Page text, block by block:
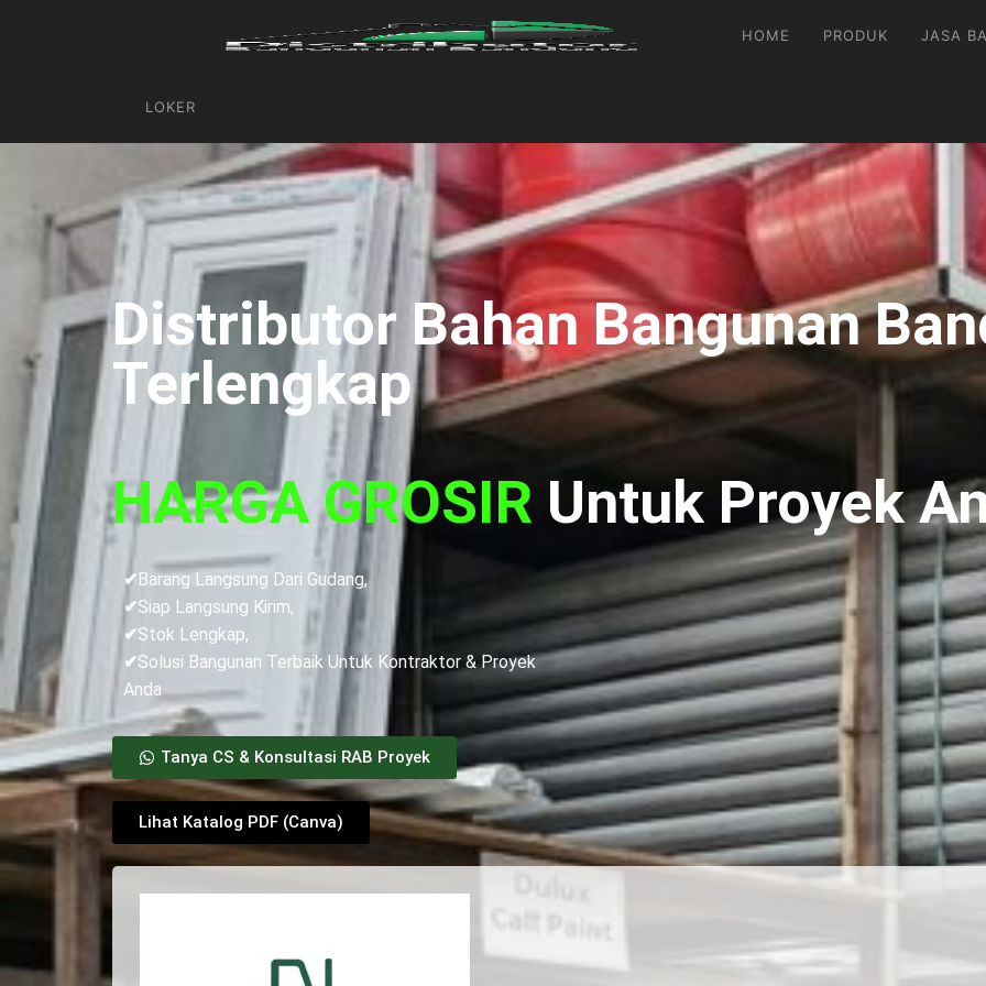
HOME PRODUK JASA
LOKER
Distributor Bahan Bangunan
Terlengkap
HARGA GROSIR Untuk Proyek
✔Barang Langsung Dari Gudang,
✔Siap Langsung Kirim,
✔Stok Lengkap,
✔Solusi Bangunan Terbaik Untuk Kontraktor & Proyek
Anda
Tanya CS & Konsultasi RAB Proyek
Lihat Katalog PDF (Canva)